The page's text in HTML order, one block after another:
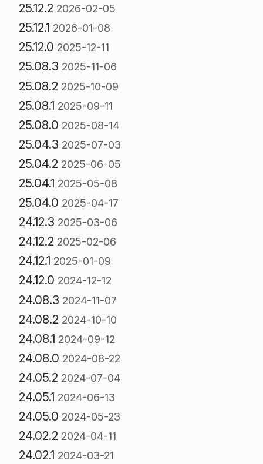
25.12.2 2026-02-05
25.12.1 2026-01-08
25.12.0 2025-12-11
25.08.3 2025-11-06
25.08.2 2025-10-09
25.08.1 2025-09-11
25.08.0 2025-08-14
25.04.3 2025-07-03
25.04.2 2025-06-05
25.04.1 2025-05-08
25.04.0 2025-04-17
24.12.3 2025-03-06
24.12.2 2025-02-06
24.12.1 2025-01-09
24.12.0 2024-12-12
24.08.3 2024-11-07
24.08.2 2024-10-10
24.08.1 2024-09-12
24.08.0 2024-08-22
24.05.2 2024-07-04
24.05.1 2024-06-13
24.05.0 2024-05-23
24.02.2 2024-04-11
24.02.1 2024-03-21